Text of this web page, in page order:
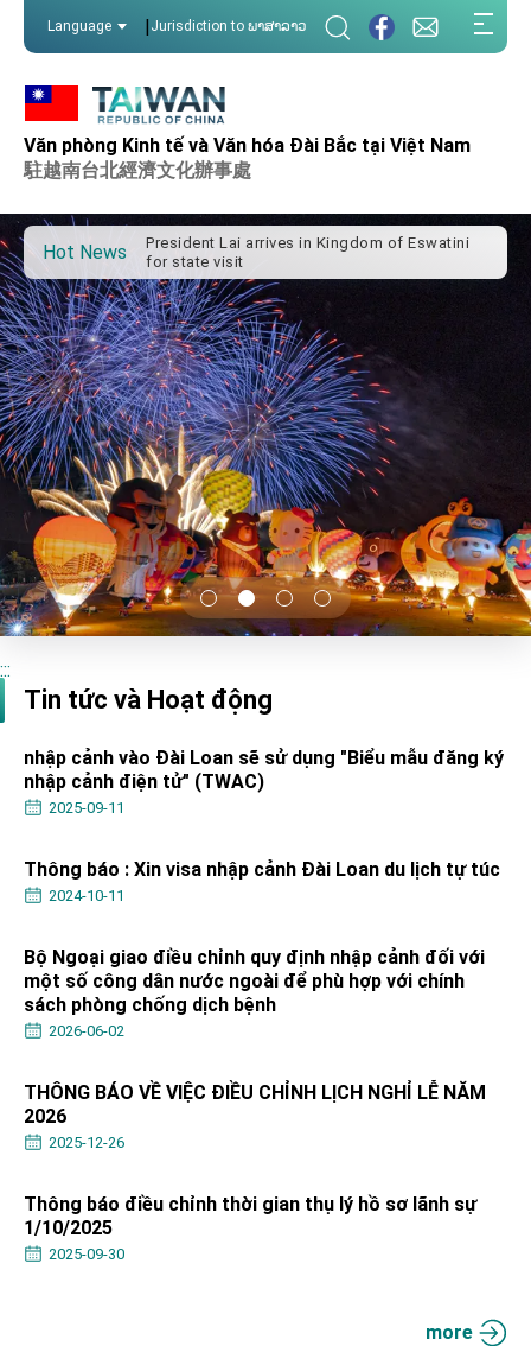
Language | Jurisdiction to ພາສາລາວ
Văn phòng Kinh tế và Văn hóa Đài Bắc tại Việt Nam
駐越南台北經濟文化辦事處
Hot News
Important Remarks of the Ministry of Foreign
Affairs
advancing Taiwan-US exchanges and
cooperation
President Lai arrives in Kingdom of Eswatini
for state visit
VP Hsiao addresses 41st Space Symposium
Taiwan’s economic growth is a priority for
President Lai
President Lai’s remarks for Lunar New Year
President Lai interviewed by AFP
President Lai holds press conference on
Taiwan- US Economic Prosperity Partnership
Dialogue
FM Lin attends Taiwan Panorama exhibit at
TIBE
President Lai meets US delegation led by
Senator Ruben Gallego
MOFA, MODA team up to promote integrated
diplomacy
MOFA poll shows widespread support for
government diplomacy approach
Presidential Office thanks US President
Trump for signing Taiwan Assurance
Presidential Inauguration Speech
Major speeches
Taiwan government to open office in Arizona,
:::
Tin tức và Hoạt động
nhập cảnh vào Đài Loan sẽ sử dụng "Biểu mẫu đăng ký
nhập cảnh điện tử" (TWAC)
2025-09-11
Thông báo : Xin visa nhập cảnh Đài Loan du lịch tự túc
2024-10-11
Bộ Ngoại giao điều chỉnh quy định nhập cảnh đối với
một số công dân nước ngoài để phù hợp với chính
sách phòng chống dịch bệnh
2026-06-02
THÔNG BÁO VỀ VIỆC ĐIỀU CHỈNH LỊCH NGHỈ LỄ NĂM
2026
2025-12-26
Thông báo điều chỉnh thời gian thụ lý hồ sơ lãnh sự
1/10/2025
2025-09-30
more